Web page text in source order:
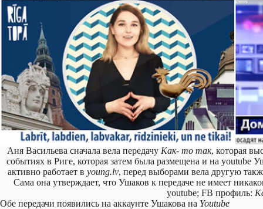
Аня Васильева сначала вела передачу Как- то так, которая
событиях в Риге, которая затем была размещена и на youtube
активно работает в young.lv, перед выборами вела другую
Сама она утверждает, что Ушаков к передаче не имеет
youtube; FB профиль:
Обе передачи появились на аккаунте Ушакова на Youtube